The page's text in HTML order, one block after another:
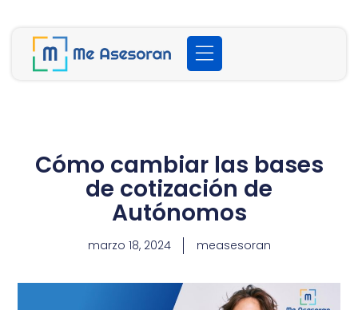
Cómo cambiar las bases
de cotización de
Autónomos
marzo 18, 2024 measesoran